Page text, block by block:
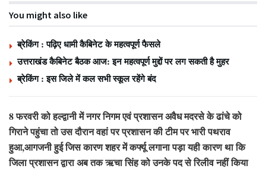
You might also like
ब्रेकिंग : पढ़िए धामी कैबिनेट के महत्वपूर्ण फैसले
उत्तराखंड कैबिनेट बैठक आज: इन महत्वपूर्ण मुद्दों पर लग सकती है मुहर
ब्रेकिंग : इस जिले में कल सभी स्कूल रहेंगे बंद
8 फरवरी को हल्द्वानी में नगर निगम एवं प्रशासन अवैध मदरसे के ढांचे को
गिराने पहुंचा तो उस दौरान वहां पर प्रशासन की टीम पर भारी पथराव
हुआ,आगजनी हुई जिस कारण शहर में कर्फ्यू लगाना पड़ा यही कारण था कि
जिला प्रशासन द्वारा अब तक ऋचा सिंह को उनके पद से रिलीव नहीं किया